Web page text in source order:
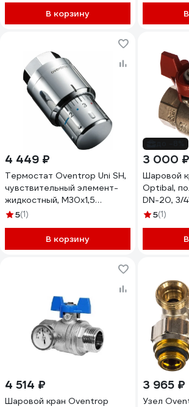
В корзину
4 449 ₽
Термостат Oventrop Uni SH,
чувствительный элемент-
жидкостный, M30x1,5
1012069
5(1)
В корзину
3 000 ₽
Шаровой
Optibal,
DN-20, 3/
5(1)
4 514 ₽
Шаровой кран Oventrop
3 965 ₽
Узел